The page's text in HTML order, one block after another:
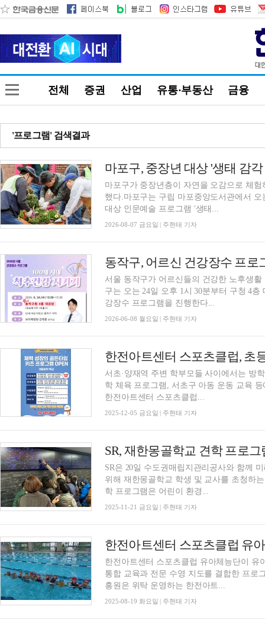
전체 증권 산업 유통·부동산 금융
'프로그램' 검색결과
마포구, 중장년 대상 '생태 감
마포구가 중장년층이 자연을 오감으로 체
했다.마포구는 구립 마포중앙도서관에서
대상 인문예술 프로그램 '생태...
2026-08-07 금요일 | 주현태 기자
동작구, 어르신 건강장수 프
서울 동작구가 어르신들의 건강한 노후생
구는 오는 24일 오후 1시 30분부터 구청 4
강장수 프로그램을 진행한다...
2026-06-08 월요일 | 주현태 기자
서초·양재역 주변 학부모들 사이에서는 방
학 체육 프로그램, 서초구 아동 운동 교육
한전아트센터 스포츠클럽...
2025-12-05 금요일 | 주현태 기자
SR, 재한몽골학교 견학 프로
SR은 20일 수도권매립지관리공사와 함께
위해 재한몽골학교 학생 및 교사를 초청하는
학 프로그램은 어린이 환경...
2025-11-21 금요일 | 주현태 기자
한전아트센터 스포츠클럽 유아체능단이 유
통합 교육과 전문 수영 지도를 결합한 프로
흥원은 위탁 운영하는 한전아트...
2025-08-19 화요일 | 주현태 기자